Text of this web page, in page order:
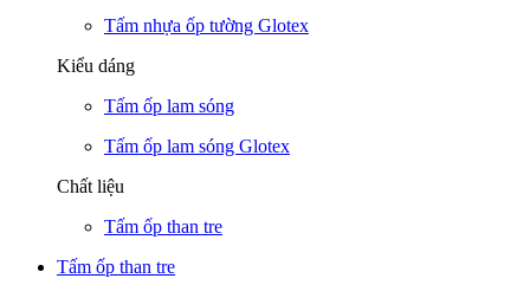
Tấm nhựa ốp tường Glotex
Kiểu dáng
Tấm ốp lam sóng
Tấm ốp lam sóng Glotex
Chất liệu
Tấm ốp than tre
Tấm ốp than tre